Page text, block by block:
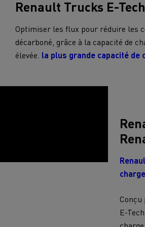
Benne à ordures
ménagères
T DE13 Diesel Efficiency
-10%
NEUF
Renault Trucks E-
Optimiser les flux pour réduire les
décarboné, grâce à la capacité de
élevée. la plus grande capacité de
E-